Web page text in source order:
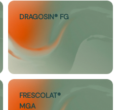
DRAGOSIN® FG
FRESCOLAT®
MGA